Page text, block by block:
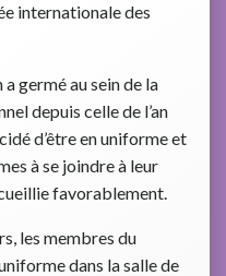
internationale des
germé au sein de la
depuis celle de l’an
d’être en uniforme et
à se joindre à leur
favorablement.
les membres du
dans la salle de